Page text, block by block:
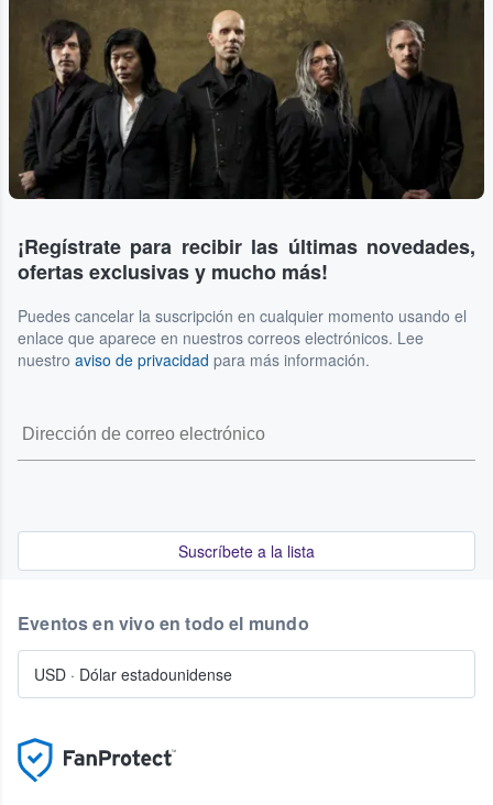
¡Regístrate para recibir las últimas novedades,
ofertas exclusivas y mucho más!
Puedes cancelar la suscripción en cualquier momento usando el
enlace que aparece en nuestros correos electrónicos. Lee
nuestro aviso de privacidad para más información.
Suscríbete a la lista
Eventos en vivo en todo el mundo
USD · Dólar estadounidense